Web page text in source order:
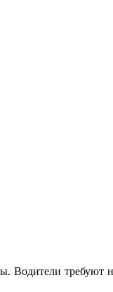
Водители требуют